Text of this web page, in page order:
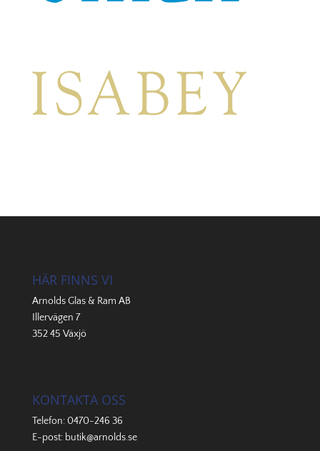
HÄR FINNS VI
Arnolds Glas & Ram AB
Illervägen 7
352 45 Växjö
KONTAKTA OSS
Telefon:0470-246 36
E-post: butik@arnolds.se